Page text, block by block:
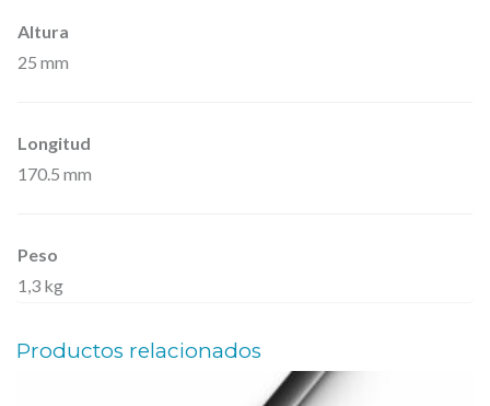
Altura
25 mm
Longitud
170.5 mm
Peso
1,3 kg
Productos relacionados